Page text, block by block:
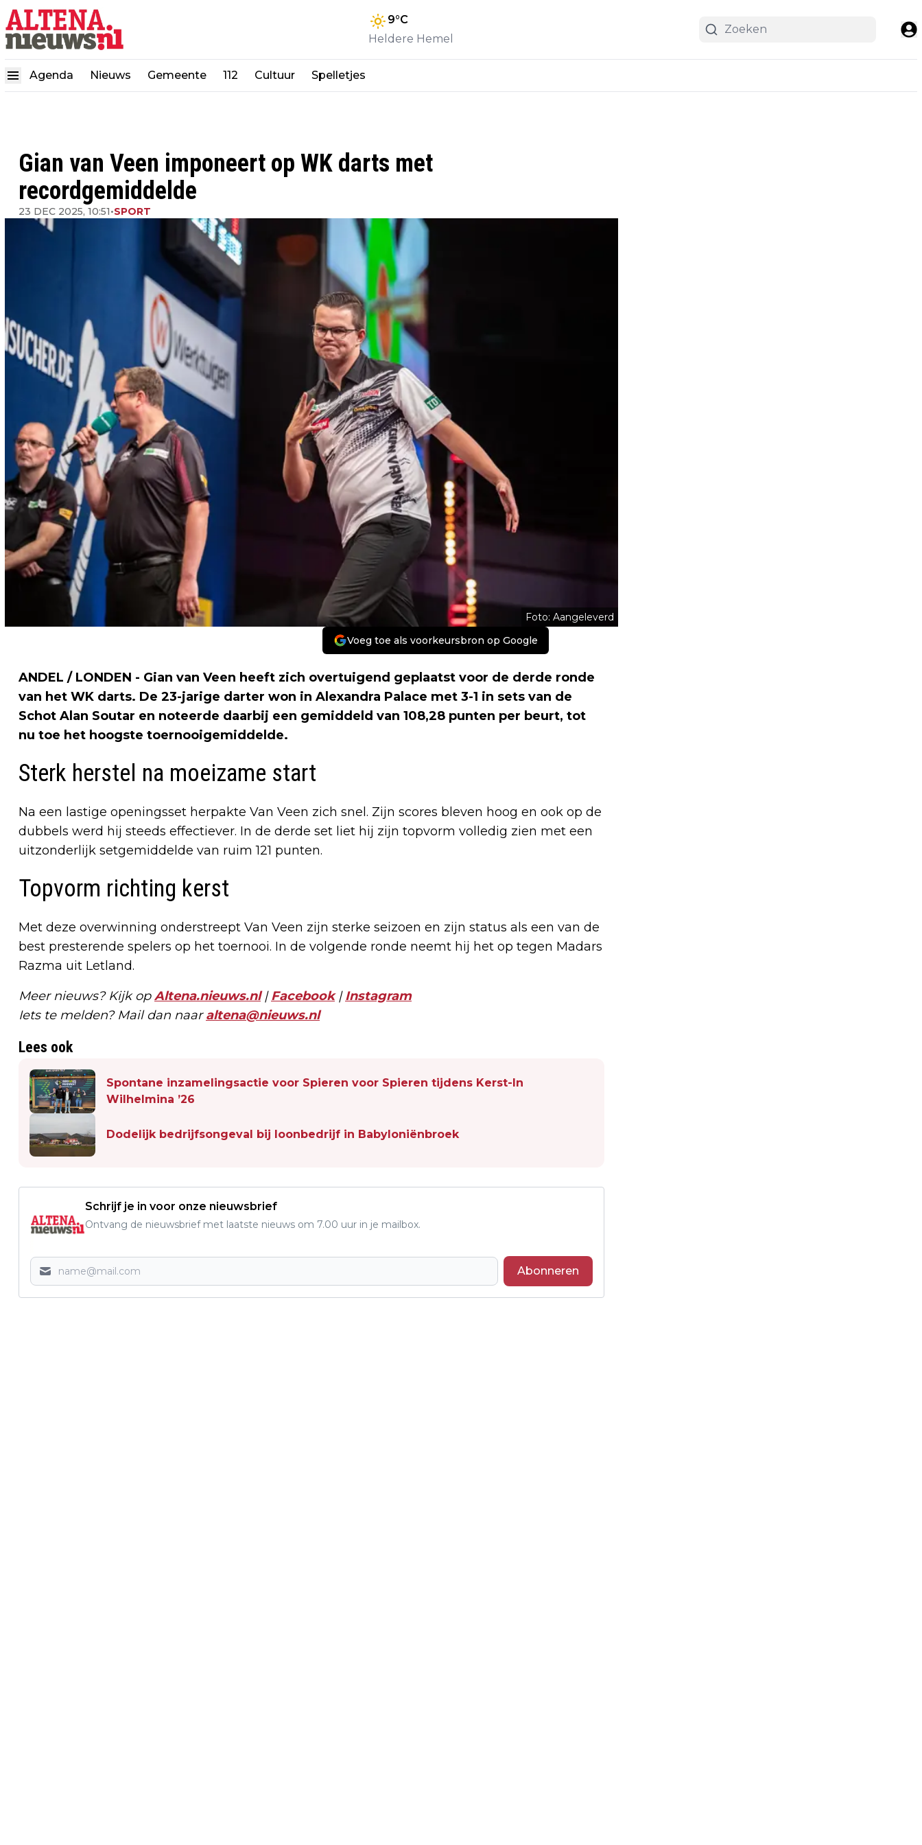
9°C
Heldere Hemel
Agenda Nieuws Gemeente 112 Cultuur Spelletjes
Gian van Veen imponeert op WK darts met
recordgemiddelde
23 DEC 2025, 10:51•SPORT
Foto: Aangeleverd
Voeg toe als voorkeursbron op Google
ANDEL / LONDEN - Gian van Veen heeft zich overtuigend geplaatst voor de derde ronde
van het WK darts. De 23-jarige darter won in Alexandra Palace met 3-1 in sets van de
Schot Alan Soutar en noteerde daarbij een gemiddeld van 108,28 punten per beurt, tot
nu toe het hoogste toernooigemiddelde.
Sterk herstel na moeizame start
Na een lastige openingsset herpakte Van Veen zich snel. Zijn scores bleven hoog en ook op de
dubbels werd hij steeds effectiever. In de derde set liet hij zijn topvorm volledig zien met een
uitzonderlijk setgemiddelde van ruim 121 punten.
Topvorm richting kerst
Met deze overwinning onderstreept Van Veen zijn sterke seizoen en zijn status als een van de
best presterende spelers op het toernooi. In de volgende ronde neemt hij het op tegen Madars
Razma uit Letland.
Meer nieuws? Kijk opAltena.nieuws.nl|Facebook|Instagram
Iets te melden? Mail dan naaraltena@nieuws.nl
Lees ook
Spontane inzamelingsactie voor Spieren voor Spieren tijdens Kerst-In
Wilhelmina ’26
Dodelijk bedrijfsongeval bij loonbedrijf in Babyloniënbroek
Schrijf je in voor onze nieuwsbrief
Ontvang de nieuwsbrief met laatste nieuws om 7.00 uur in je mailbox.
Abonneren